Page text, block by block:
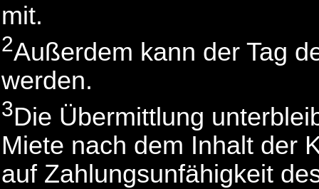
mit.
2Außerdem kann der Tag
werden.
3Die Übermittlung
Miete nach dem Inhalt der
auf Zahlungsunfähigkeit